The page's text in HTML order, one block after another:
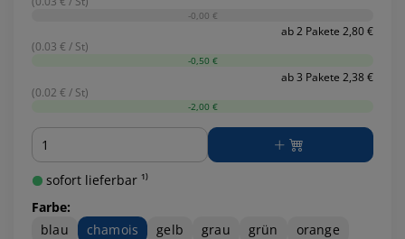
-0,00 €
ab 2 Pakete 2,80 €
(0.03 € / St)
-0,50 €
ab 3 Pakete 2,38 €
(0.02 € / St)
-2,00 €
Menge
sofort lieferbar ¹⁾
Farbe:
blau
chamois gelb grau grün
orange